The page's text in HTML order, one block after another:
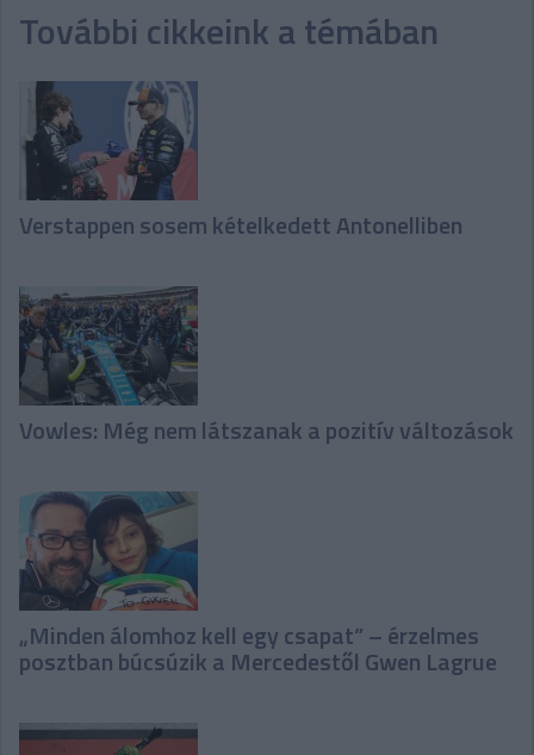
További cikkeink a témában
Verstappen sosem kételkedett Antonelliben
Vowles: Még nem látszanak a pozitív változások
„Minden álomhoz kell egy csapat” – érzelmes
posztban búcsúzik a Mercedestől Gwen Lagrue